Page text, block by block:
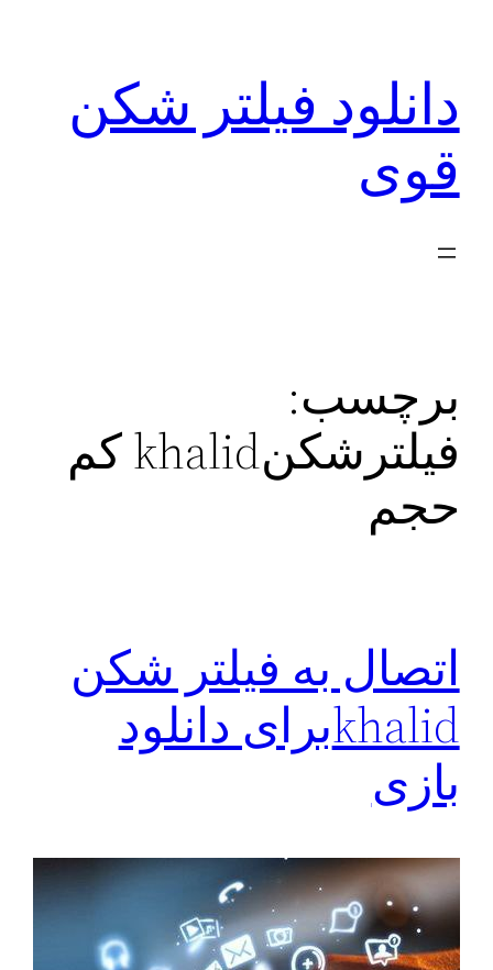
دانلود فیلتر شکن
قوی
برچسب:
فیلترشکنkhalid کم
حجم
اتصال به فیلتر شکن
khalidبرای دانلود
بازی